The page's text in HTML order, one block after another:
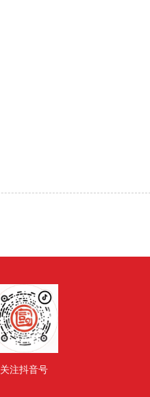
关注抖音号